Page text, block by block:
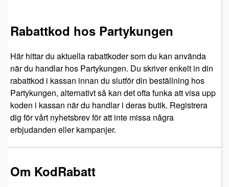
Rabattkod hos Partykungen
Här hittar du aktuella rabattkoder som du kan använda
när du handlar hos Partykungen. Du skriver enkelt in din
rabattkod i kassan innan du slutför din beställning hos
Partykungen, alternativt så kan det ofta funka att visa upp
koden i kassan när du handlar i deras butik. Registrera
dig för vårt nyhetsbrev för att inte missa några
erbjudanden eller kampanjer.
Om KodRabatt